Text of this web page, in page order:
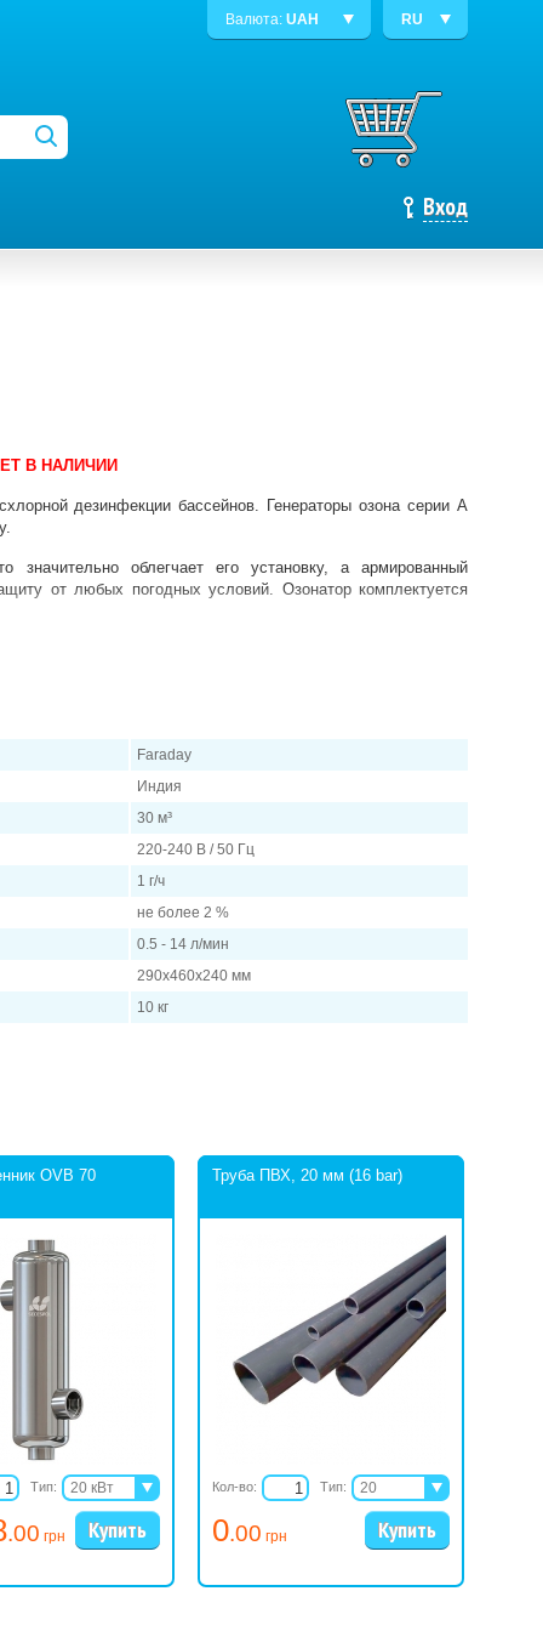
Валюта: UAH RU
Вход
В НАЛИЧИИ
дезинфекции бассейнов. Генераторы озона серии А
значительно облегчает его установку, а армированный
от любых погодных условий. Озонатор комплектуется
Faraday
Индия
30 м³
220-240 В / 50 Гц
1 г/ч
не более 2 %
0.5 - 14 л/мин
290х460х240 мм
10 кг
OVB 70
.00 грн
Тип:
20 кВт
38 кВт
53 кВт
73 кВт
Труба ПВХ, 20 мм (16 bar)
0.00 грн
Кол-во: Тип:
20
25
32